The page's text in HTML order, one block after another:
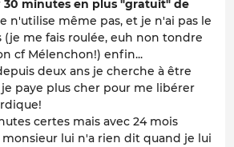
30 minutes en plus "gratuit" de
n'utilise même pas, et je n'ai pas le
me fais roulée, euh non tondre
cf Mélenchon!) enfin...
deux ans je cherche à être
paye plus cher pour me libérer
certes mais avec 24 mois
lui n'a rien dit quand je lui